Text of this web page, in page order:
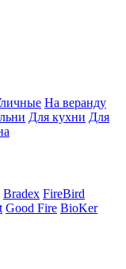
На веранду
Для кухни Для
Bradex FireBird
Good Fire BioKer